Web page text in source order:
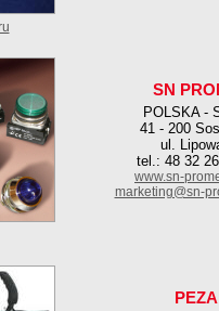
SN
POLSKA -
41 - 200
ul.
tel.: 48 32
www.sn-
marketing@sn-